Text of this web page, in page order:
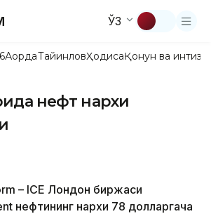
ЎЗ
АқордаТайинловҲодисаҚонун ва
нефт нархи
– ICE Лондон биржаси
нефтининг нархи 78 долларгача